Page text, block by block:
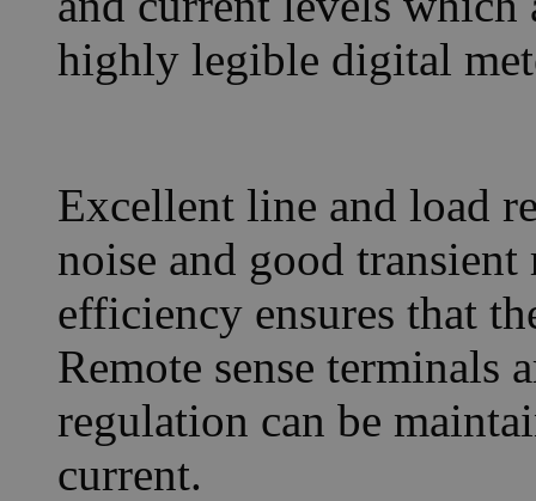
highly legible digital
Excellent line and load
noise and good
efficiency ensures that
Remote sense terminals
regulation can be
current.